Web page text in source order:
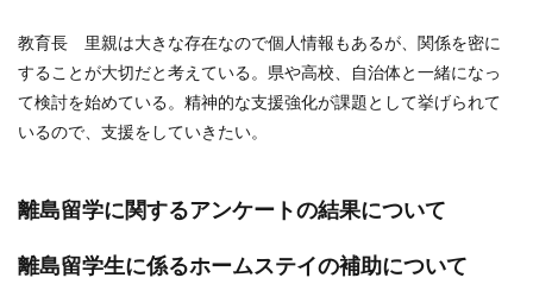
教育長 里親は大きな存在なので個人情報もあるが、関係を密に
することが大切だと考えている。県や高校、自治体と一緒になっ
て検討を始めている。精神的な支援強化が課題として挙げられて
いるので、支援をしていきたい。
離島留学に関するアンケートの結果について
離島留学生に係るホームステイの補助について